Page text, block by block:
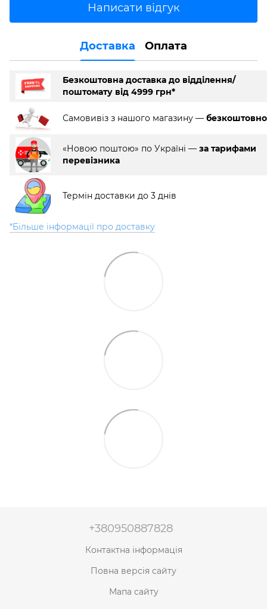
Написати відгук
Доставка Оплата
Безкоштовна доставка до відділення/
поштомату від 4999 грн*
Самовивіз з нашого магазину — безкоштовно
«Новою поштою» по Україні — за тарифами
перевізника
Термін доставки до 3 днів
*Більше інформації про доставку
+380950887828
Контактна інформація
Повна версія сайту
Мапа сайту